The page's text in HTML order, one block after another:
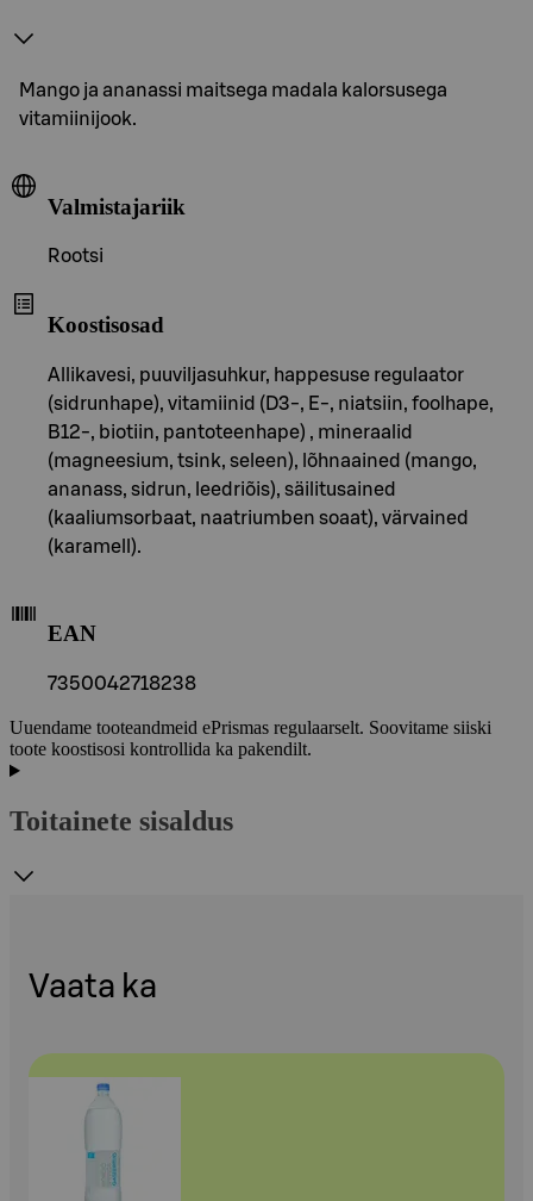
Mango ja ananassi maitsega madala kalorsusega
vitamiinijook.
Valmistajariik
Rootsi
Koostisosad
Allikavesi, puuviljasuhkur, happesuse regulaator
(sidrunhape), vitamiinid (D3-, E-, niatsiin, foolhape,
B12-, biotiin, pantoteenhape) , mineraalid
(magneesium, tsink, seleen), lõhnaained (mango,
ananass, sidrun, leedriõis), säilitusained
(kaaliumsorbaat, naatriumben soaat), värvained
(karamell).
EAN
7350042718238
Uuendame tooteandmeid ePrismas regulaarselt. Soovitame siiski
toote koostisosi kontrollida ka pakendilt.
Toitainete sisaldus
Vaata ka